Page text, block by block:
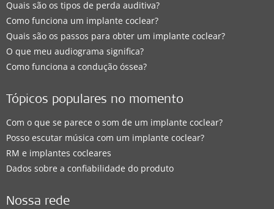
Quais são os tipos de perda auditiva?
Como funciona um implante coclear?
Quais são os passos para obter um implante coclear?
O que meu audiograma significa?
Como funciona a condução óssea?
Tópicos populares no momento
Com o que se parece o som de um implante coclear?
Posso escutar música com um implante coclear?
RM e implantes cocleares
Dados sobre a confiabilidade do produto
Nossa rede